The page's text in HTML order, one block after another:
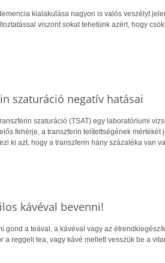
kialakulása nagyon is valós veszélyt
viszont sokat tehetünk azért, hogy
szaturáció negatív hatásai
szaturáció (TSAT) egy laboratóriumi
fehérje, a transzferin telítettségének
ki azt, hogy a transzferin hány százaléka van
kávéval bevenni!
gond a teával, a kávéval vagy az
a reggeli tea, vagy kávé mellett vesszük be a